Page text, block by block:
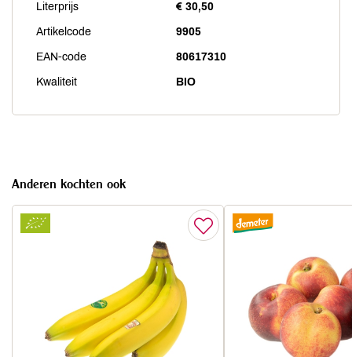
Literprijs € 30,50
Artikelcode 9905
EAN-code 80617310
Kwaliteit BIO
Anderen kochten ook